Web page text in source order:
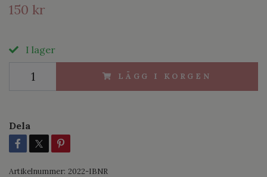
150 kr
I lager
LÄGG I KORGEN
Dela
Artikelnummer: 2022-IBNR